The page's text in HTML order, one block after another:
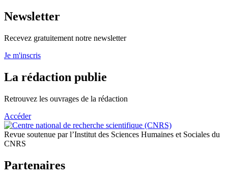
Newsletter
Recevez gratuitement notre newsletter
Je m'inscris
La rédaction publie
Retrouvez les ouvrages de la rédaction
Accéder
Revue soutenue par l’Institut des Sciences Humaines et Sociales du
CNRS
Partenaires